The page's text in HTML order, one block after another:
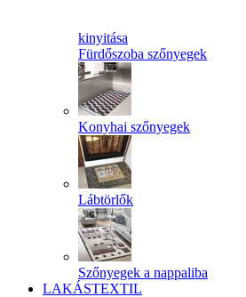
kinyitása
Fürdőszoba szőnyegek
Konyhai szőnyegek
Lábtörlők
Szőnyegek a nappaliba
LAKÁSTEXTIL